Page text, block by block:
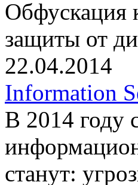
Обфускация
защиты от
22.04.2014
Information
В 2014 году
станут: